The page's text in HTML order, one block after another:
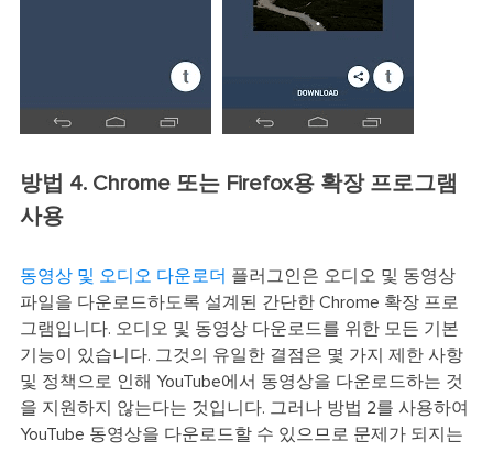
방법 4. Chrome 또는 Firefox용 확장 프로그램
사용
동영상 및 오디오 다운로더 플러그인은 오디오 및 동영상
파일을 다운로드하도록 설계된 간단한 Chrome 확장 프로
그램입니다. 오디오 및 동영상 다운로드를 위한 모든 기본
기능이 있습니다. 그것의 유일한 결점은 몇 가지 제한 사항
및 정책으로 인해 YouTube에서 동영상을 다운로드하는 것
을 지원하지 않는다는 것입니다. 그러나 방법 2를 사용하여
YouTube 동영상을 다운로드할 수 있으므로 문제가 되지는